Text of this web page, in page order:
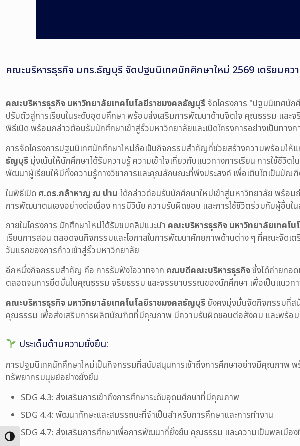
Toggle High Contrast
คณะบริหารธุรกิจ มทร.ธัญบุรี จัดปฐมนิเทศนักศึกษาใหม่ 2569 เตรียมคว
คณะบริหารธุรกิจ มหาวิทยาลัยเทคโนโลยีราชมงคลธัญบุรีจัดโครงการ "ปฐมนิเทศนั
ปรับตัวสู่การเรียนในระดับอุดมศึกษา พร้อมส่งเสริมการพัฒนาด้านจิตใจ คุณธรรม และจ
พิธีเปิด พร้อมกล่าวต้อนรับนักศึกษาเข้าสู่รั้วมหาวิทยาลัยและเปิดโครงการอย่างเป็นทางก
การจัดโครงการปฐมนิเทศนักศึกษาใหม่ถือเป็นกิจกรรมสำคัญที่ช่วยสร้างความพร้อมให้
ธัญบุรี มุ่งเน้นให้นักศึกษาได้รับความรู้ ความเข้าใจเกี่ยวกับแนวทางการเรียน การใช้ชี
พัฒนาผู้เรียนให้มีทั้งความรู้ทางวิชาการและคุณลักษณะที่พึงประสงค์ เพื่อเติบโตเป็นบั
ในพิธีเปิด ศ.ดร.กล้าหาญ ณ น่านได้กล่าวต้อนรับนักศึกษาใหม่เข้าสู่มหาวิทยาลัย พร้อม
การพัฒนาตนเองอย่างต่อเนื่อง การมีวินัย ความรับผิดชอบ และการใช้ชีวิตร่วมกับผู้อื่น
ภายในโครงการ นักศึกษาใหม่ได้รับชมคลิปแนะนำ คณะบริหารธุรกิจ มหาวิทยาลัยเทคโ
เรียนการสอน ตลอดจนกิจกรรมและโอกาสในการพัฒนาศักยภาพด้านต่าง ๆ ที่คณะจัดเ
วันแรกของการก้าวเข้าสู่รั้วมหาวิทยาลัย
อีกหนึ่งกิจกรรมสำคัญ คือ การรับฟังโอวาทจาก คณบดีคณะบริหารธุรกิจซึ่งได้ถ่ายทอ
ตลอดจนการยึดมั่นในคุณธรรม จริยธรรม และจรรยาบรรณของนักศึกษา เพื่อเป็นแนวทา
คณะบริหารธุรกิจ มหาวิทยาลัยเทคโนโลยีราชมงคลธัญบุรียังคงมุ่งมั่นจัดกิจกรรมที่ส
คุณธรรม เพื่อส่งเสริมการผลิตบัณฑิตที่มีคุณภาพ มีความรับผิดชอบต่อสังคม และพร้อม
ประเด็นด้านความยั่งยืน:
การปฐมนิเทศนักศึกษาใหม่เป็นกิจกรรมที่สนับสนุนการเข้าถึงการศึกษาอย่างมีคุณภา
ทรัพยากรมนุษย์อย่างยั่งยืน
SDG 4.3: ส่งเสริมการเข้าถึงการศึกษาระดับอุดมศึกษาที่มีคุณภาพ
SDG 4.4: พัฒนาทักษะและสมรรถนะที่จำเป็นสำหรับการศึกษาและการทำงาน
SDG 4.7: ส่งเสริมการศึกษาเพื่อการพัฒนาที่ยั่งยืน คุณธรรม และความเป็นพลเมือ